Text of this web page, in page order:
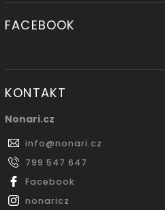
FACEBOOK
KONTAKT
Nonari.cz
info@nonari.cz
799 547 647
Facebook
nonaricz